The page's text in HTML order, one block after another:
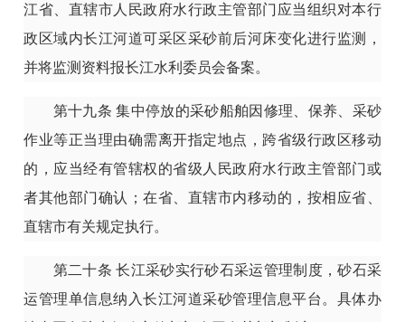
江省、直辖市人民政府水行政主管部门应当组织对本行
政区域内长江河道可采区采砂前后河床变化进行监测，
并将监测资料报长江水利委员会备案。
第十九条 集中停放的采砂船舶因修理、保养、采砂
作业等正当理由确需离开指定地点，跨省级行政区移动
的，应当经有管辖权的省级人民政府水行政主管部门或
者其他部门确认；在省、直辖市内移动的，按相应省、
直辖市有关规定执行。
第二十条 长江采砂实行砂石采运管理制度，砂石采
运管理单信息纳入长江河道采砂管理信息平台。具体办